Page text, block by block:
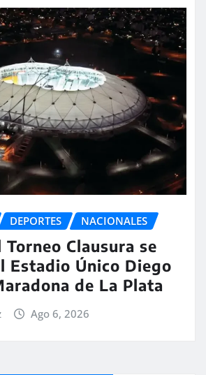
DEPORTES NACIONALES
Clausura se
Estadio Único Diego
de La Plata
Ago 6, 2026